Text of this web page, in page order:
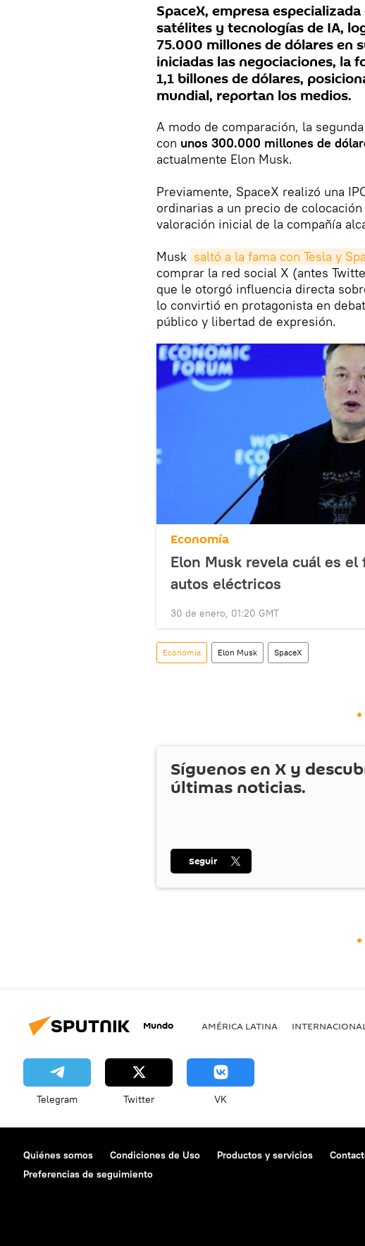
SpaceX, empresa
satélites y tecnologías de IA,
75.000 millones de dólares en
iniciadas las negociaciones, la
1,1 billones de dólares,
mundial, reportan los medios.
A modo de comparación, la
con unos 300.000 millones de
actualmente Elon Musk.
Previamente, SpaceX realizó una
ordinarias a un precio de
valoración inicial de la compañía
Musk saltó a la fama con Tesla y
comprar la red social X (antes
que le otorgó influencia directa
lo convirtió en protagonista en
público y libertad de expresión.
Economía
Elon Musk revela cuál es
autos eléctricos
30 de enero, 01:20 GMT
Economía Elon Musk SpaceX
Síguenos en X y
últimas noticias.
Seguir
Mundo AMÉRICA LATINA
Telegram Twitter VK
Quiénes somos Condiciones de Uso Productos y servicios
Preferencias de seguimiento